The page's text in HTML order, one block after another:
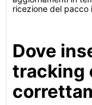
ricezione del pacco
Dove
tracking